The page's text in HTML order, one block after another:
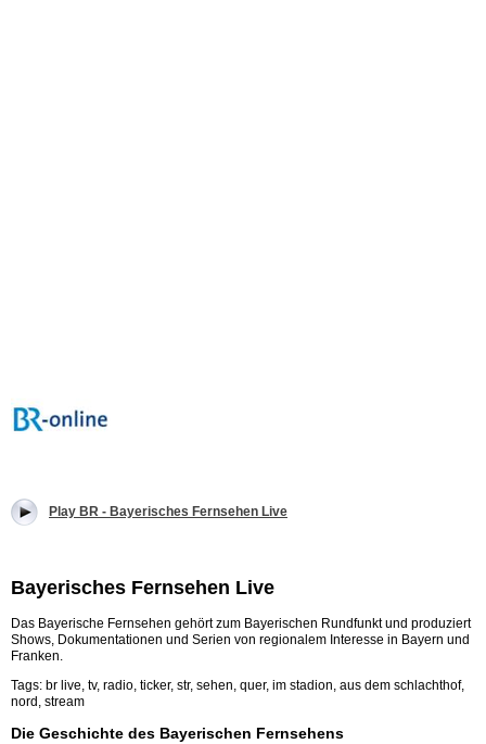
Play BR - Bayerisches Fernsehen Live
Bayerisches Fernsehen Live
Das Bayerische Fernsehen gehört zum Bayerischen Rundfunkt und produziert
Shows, Dokumentationen und Serien von regionalem Interesse in Bayern und
Franken.
Tags: br live, tv, radio, ticker, str, sehen, quer, im stadion, aus dem schlachthof,
nord, stream
Die Geschichte des Bayerischen Fernsehens